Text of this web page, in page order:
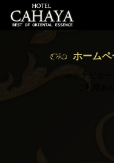
ホーム
ホテナビホー
ご利用あ